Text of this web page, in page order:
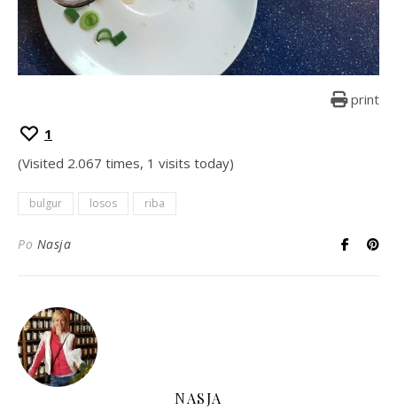
print
1
(Visited 2.067 times, 1 visits today)
bulgur losos riba
Po Nasja
NASJA